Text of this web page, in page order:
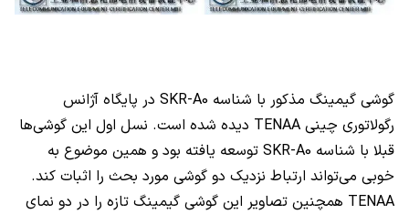
گوشی گیمینگ مذکور با شناسه SKR-A0 در پایگاه آژانس
رگولاتوری چینی TENAA دیده شده است. نسل اول این گوشی‌ها
قبلا با شناسه SKR-A0 توسعه یافته بود و همین موضوع به
خوبی می‌تواند ارتباط نزدیک دو گوشی مورد بحث را اثبات کند.
TENAA همچنین تصاویر این گوشی گیمینگ تازه را در دو نمای